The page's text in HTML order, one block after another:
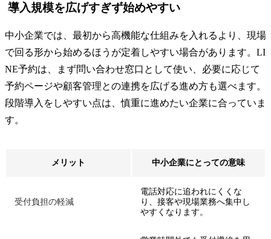
導入規模を広げすぎず始めやすい
中小企業では、最初から高機能な仕組みを入れるより、現場
で回る形から始めるほうが定着しやすい場合があります。LI
NE予約は、まず問い合わせ窓口として使い、必要に応じて
予約ページや顧客管理との連携を広げる進め方も選べます。
段階導入をしやすい点は、慎重に進めたい企業に合っていま
す。
メリット 中小企業にとっての意味
受付負担の軽減
電話対応に追われにくくな
り、接客や現場業務へ集中し
やすくなります。